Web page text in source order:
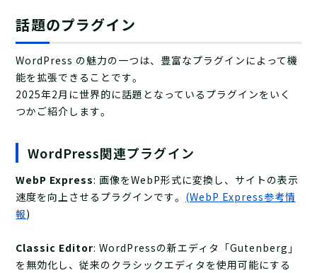
話題のプラグイン
WordPress の魅力の一つは、豊富なプラグインによって機
能を拡張できることです。
2025年2月に世界的に話題となっているプラグインをいく
つかご紹介します。
WordPress関連プラグイン
WebP Express: 画像をWebP形式に変換し、サイトの表示
速度を向上させるプラグインです。 (WebP Express参考情
報)
Classic Editor: WordPressの新エディタ「Gutenberg」
を無効化し、従来のクラシックエディタを使用可能にする